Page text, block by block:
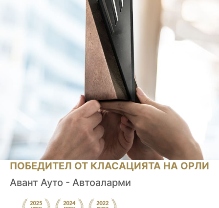
ПОБЕДИТЕЛ ОТ КЛАСАЦИЯТА НА ОРЛИ
Авант Ауто - Автоаларми